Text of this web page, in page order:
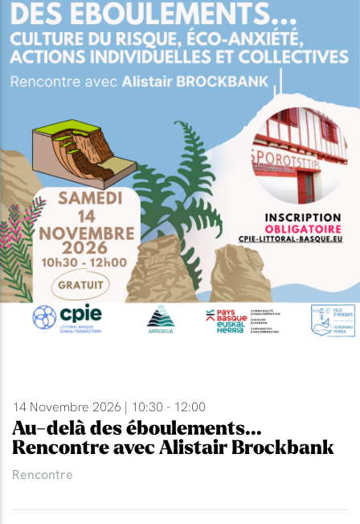
14 Novembre 2026 | 10:30 - 12:00
Au-delà des éboulements...
Rencontre avec Alistair Brockbank
Rencontre